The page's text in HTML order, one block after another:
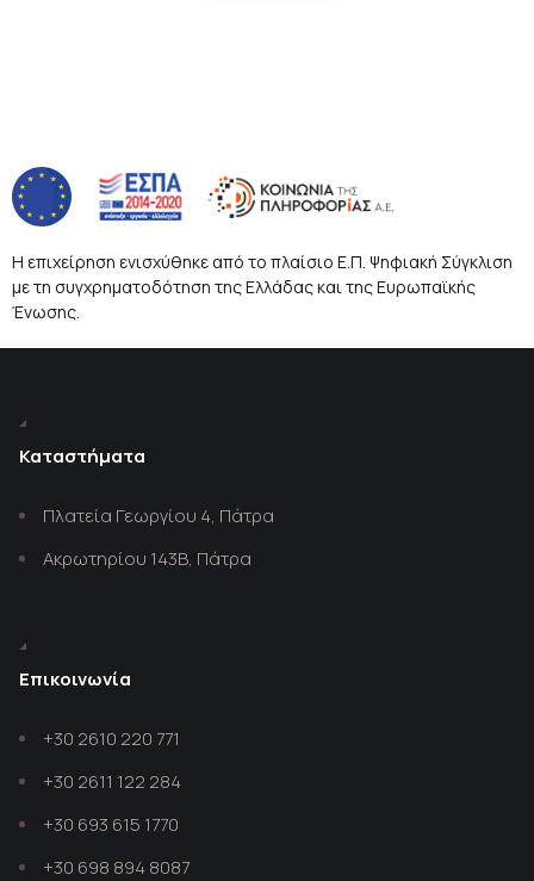
Η επιχείρηση ενισχύθηκε από το πλαίσιο Ε.Π. Ψηφιακή Σύγκλιση
με τη συγχρηματοδότηση της Ελλάδας και της Ευρωπαϊκής
Ένωσης.
Καταστήματα
Πλατεία Γεωργίου 4, Πάτρα
Ακρωτηρίου 143Β, Πάτρα
Επικοινωνία
+30 2610 220 771
+30 2611 122 284
+30 693 615 1770
+30 698 894 8087